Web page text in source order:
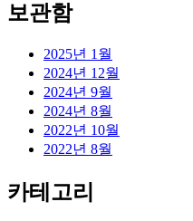
보관함
2025년 1월
2024년 12월
2024년 9월
2024년 8월
2022년 10월
2022년 8월
카테고리